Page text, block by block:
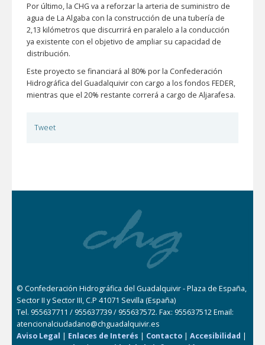
Por último, la CHG va a reforzar la arteria de suministro de
agua de La Algaba con la construcción de una tubería de
2,13 kilómetros que discurrirá en paralelo a la conducción
ya existente con el objetivo de ampliar su capacidad de
distribución.
Este proyecto se financiará al 80% por la Confederación
Hidrográfica del Guadalquivir con cargo a los fondos FEDER,
mientras que el 20% restante correrá a cargo de Aljarafesa.
Tweet
© Confederación Hidrográfica del Guadalquivir - Plaza de España,
Sector II y Sector III, C.P 41071 Sevilla (España)
Tel. 955637711 / 955637739 / 955637572. Fax: 955637512 Email:
atencionalciudadano@chguadalquivir.es
Aviso Legal | Enlaces de Interés | Contacto |Accesibilidad |